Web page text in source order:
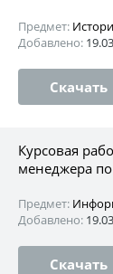
Предмет:
Добавлено:
Скачать
Курсовая
менеджера
Предмет:
Добавлено:
Скачать